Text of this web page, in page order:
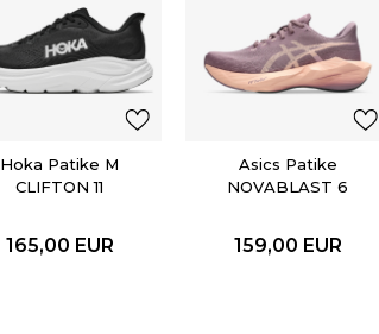
Hoka Patike M
CLIFTON 11
165,00 EUR
Asics Patike
NOVABLAST 6
159,00 EUR